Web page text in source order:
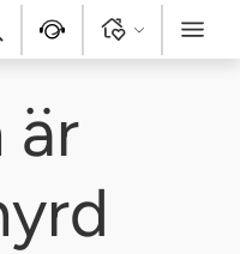
Kontakt Logga in Meny
är